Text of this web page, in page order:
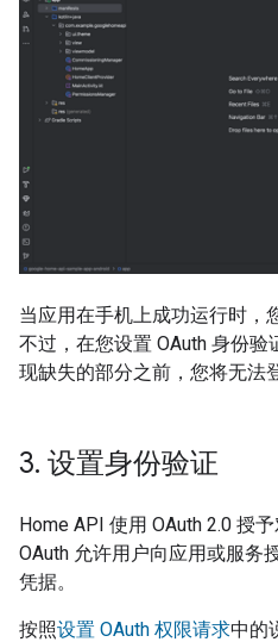
当应用在手机上成功运行时，
不过，在您设置 OAuth 身份
现缺失的部分之前，您将无法
3. 设置身份验证
Home API 使用 OAuth 2.0 授
OAuth 允许用户向应用或服务
凭据。
按照设置 OAuth 权限请求中的